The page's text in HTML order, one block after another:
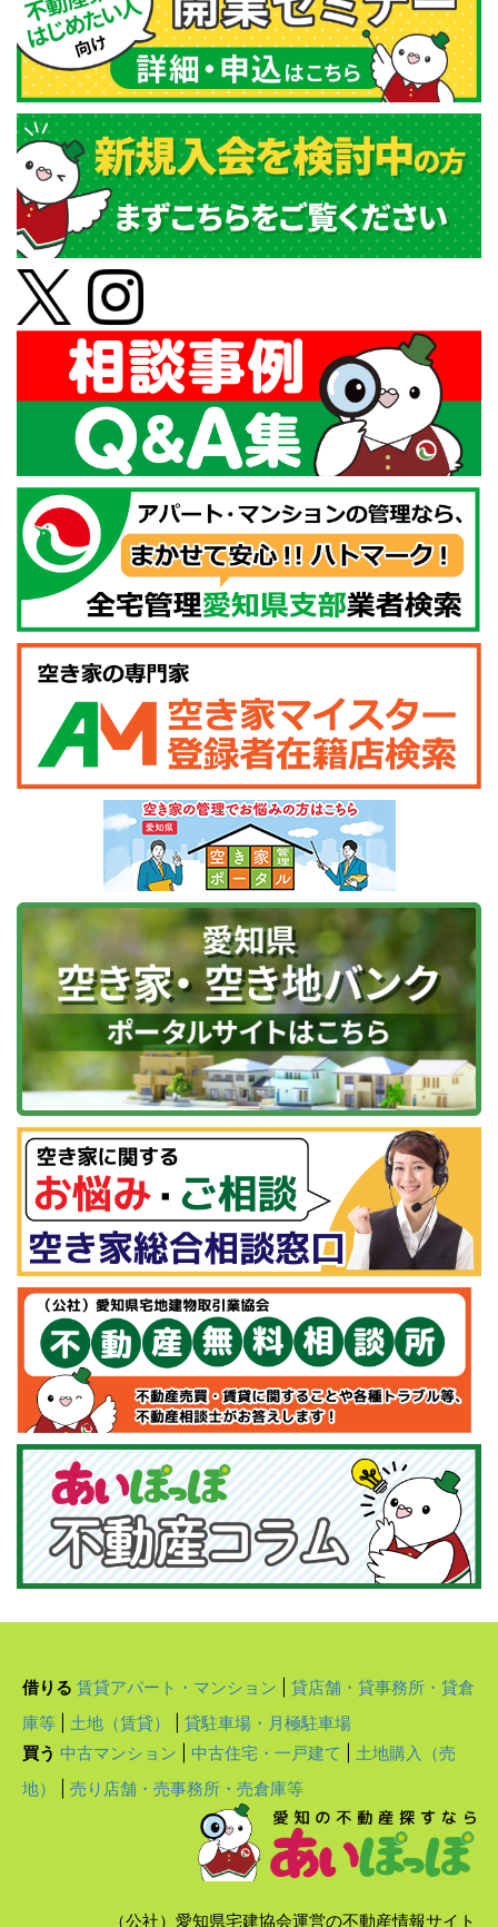
借りる 賃貸アパート・マンション
貸店舗・貸事務所・貸倉
庫等
土地（賃貸）
貸駐車場・月極駐車場
買う 中古マンション 中古住宅・一戸建て
土地購入（売
地）
売り店舗・売事務所・売倉庫等
（公社）愛知県宅建協会運営の不動産情報サイト